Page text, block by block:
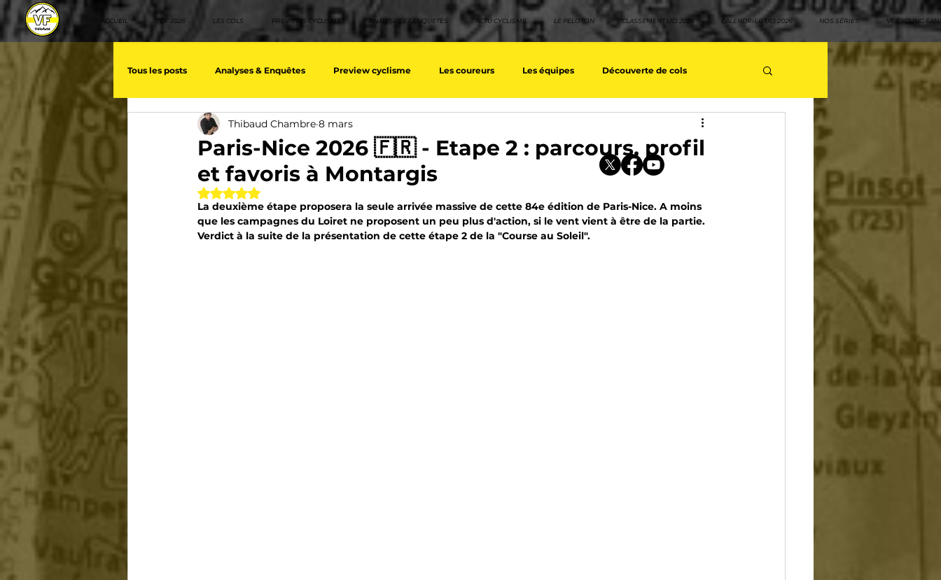
ACCUEIL TDF 2026 LES COLS PREVIEWS CYCLISME ANALYSES ET ENQUETES ACTU CYCLISME LE PELOTON CLASSEMENT UCI 2026 CALENDRIER UCI 2026 NOS SÉRIES VF CYCLING
Tous les posts Analyses & Enquêtes Preview cyclisme Les coureurs Les équipes Découverte de cols
Les voix du cyclisme Géopolitique Nos séries - Coureurs sans GT
Nos séries - Baroudeurs Meilleurs équipes Top 10 grimpeurs
Giro d'Italia TDF La vuelta / Tour d'Espagne Rétro Quizz EpopeeVF
Paris-Nice 2026 🇫🇷 - Etape 2 : parcours, profil
et favoris à Montargis
Thibaud Chambre 8 mars
Noté NaN étoiles sur 5.
La deuxième étape proposera la seule arrivée massive de cette 84e édition de Paris-Nice. A moins
que les campagnes du Loiret ne proposent un peu plus d'action, si le vent vient à être de la partie.
Verdict à la suite de la présentation de cette étape 2 de la "Course au Soleil".